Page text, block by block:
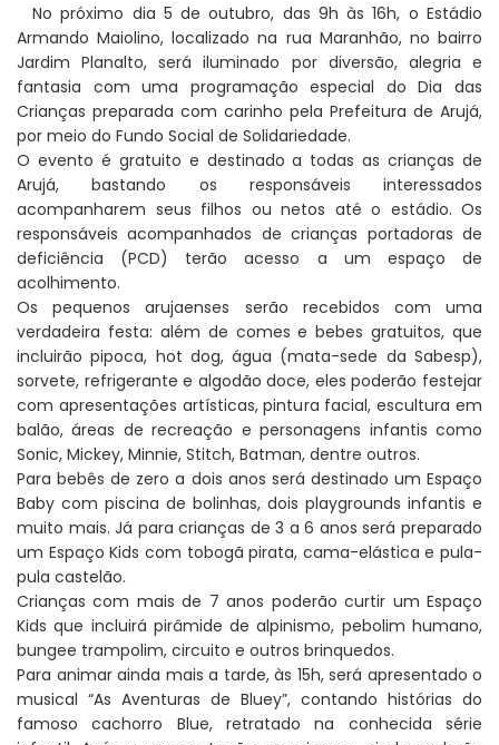
No próximo dia 5 de outubro, das 9h às 16h, o Estádio
Armando Maiolino, localizado na rua Maranhão, no bairro
Jardim Planalto, será iluminado por diversão, alegria e
fantasia com uma programação especial do Dia das
Crianças preparada com carinho pela Prefeitura de Arujá,
por meio do Fundo Social de Solidariedade.
O evento é gratuito e destinado a todas as crianças de
Arujá, bastando os responsáveis interessados
acompanharem seus filhos ou netos até o estádio. Os
responsáveis acompanhados de crianças portadoras de
deficiência (PCD) terão acesso a um espaço de
acolhimento.
Os pequenos arujaenses serão recebidos com uma
verdadeira festa: além de comes e bebes gratuitos, que
incluirão pipoca, hot dog, água (mata-sede da Sabesp),
sorvete, refrigerante e algodão doce, eles poderão festejar
com apresentações artísticas, pintura facial, escultura em
balão, áreas de recreação e personagens infantis como
Sonic, Mickey, Minnie, Stitch, Batman, dentre outros.
Para bebês de zero a dois anos será destinado um Espaço
Baby com piscina de bolinhas, dois playgrounds infantis e
muito mais. Já para crianças de 3 a 6 anos será preparado
um Espaço Kids com tobogã pirata, cama-elástica e pula-
pula castelão.
Crianças com mais de 7 anos poderão curtir um Espaço
Kids que incluirá pirâmide de alpinismo, pebolim humano,
bungee trampolim, circuito e outros brinquedos.
Para animar ainda mais a tarde, às 15h, será apresentado o
musical “As Aventuras de Bluey”, contando histórias do
famoso cachorro Blue, retratado na conhecida série